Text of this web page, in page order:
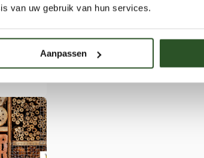
van uw gebruik van hun services.
Aanpassen
natuurinclusief tuinieren en het
en ecosystemen. Daarnaast verzorgt hij
bijen en natuurbeleving.Met zijn blogs wil
en zelf bij te dragen aan een